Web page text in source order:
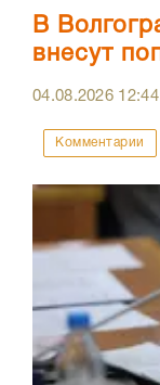
В
внесут
04.08.2026 12:44
Комментарии